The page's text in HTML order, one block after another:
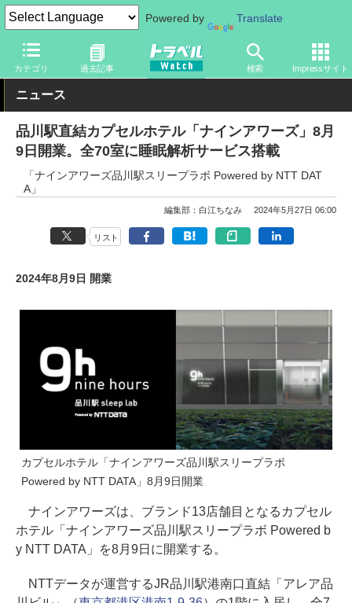
Powered by Translate
カテゴリ 過去記事 検索 Impressサイト
トラベル Watch 旅の情報 ホテル・旅館 宿泊
ニュース
品川駅直結カプセルホテル「ナインアワーズ」8月
9日開業。全70室に睡眠解析サービス搭載
「ナインアワーズ品川駅スリープラボ Powered by NTT DAT
A」
編集部：白江ちなみ 2024年5月27日 06:00
リスト
2024年8月9日 開業
カプセルホテル「ナインアワーズ品川駅スリープラボ
Powered by NTT DATA」8月9日開業
ナインアワーズは、ブランド13店舗目となるカプセル
ホテル「ナインアワーズ品川駅スリープラボ Powered b
y NTT DATA」を8月9日に開業する。
NTTデータが運営するJR品川駅港南口直結「アレア品